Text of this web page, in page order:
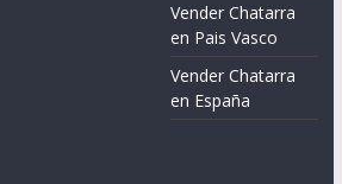
Vender Chatarra
en Pais Vasco
Vender Chatarra
en España